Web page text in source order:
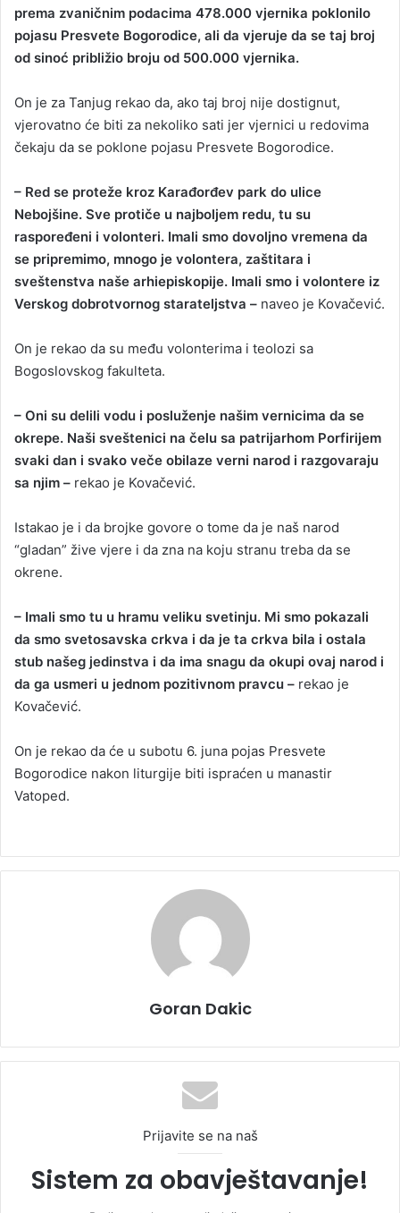
prema zvaničnim podacima 478.000 vjernika poklonilo
pojasu Presvete Bogorodice, ali da vjeruje da se taj broj
od sinoć približio broju od 500.000 vjernika.
On je za Tanjug rekao da, ako taj broj nije dostignut,
vjerovatno će biti za nekoliko sati jer vjernici u redovima
čekaju da se poklone pojasu Presvete Bogorodice.
– Red se proteže kroz Karađorđev park do ulice
Nebojšine. Sve protiče u najboljem redu, tu su
raspoređeni i volonteri. Imali smo dovoljno vremena da
se pripremimo, mnogo je volontera, zaštitara i
sveštenstva naše arhiepiskopije. Imali smo i volontere iz
Verskog dobrotvornog starateljstva – naveo je Kovačević.
On je rekao da su među volonterima i teolozi sa
Bogoslovskog fakulteta.
– Oni su delili vodu i posluženje našim vernicima da se
okrepe. Naši sveštenici na čelu sa patrijarhom Porfirijem
svaki dan i svako veče obilaze verni narod i razgovaraju
sa njim – rekao je Kovačević.
Istakao je i da brojke govore o tome da je naš narod
“gladan” žive vjere i da zna na koju stranu treba da se
okrene.
– Imali smo tu u hramu veliku svetinju. Mi smo pokazali
da smo svetosavska crkva i da je ta crkva bila i ostala
stub našeg jedinstva i da ima snagu da okupi ovaj narod i
da ga usmeri u jednom pozitivnom pravcu – rekao je
Kovačević.
On je rekao da će u subotu 6. juna pojas Presvete
Bogorodice nakon liturgije biti ispraćen u manastir
Vatoped.
Goran Dakic
Prijavite se na naš
Sistem za obavještavanje!